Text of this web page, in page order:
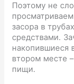
Поэтому не
засора в
средствами.
накопившиеся
втором месте
пищи.